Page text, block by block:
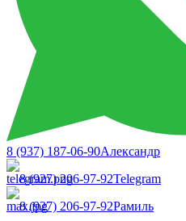
8 (937) 187-06-90Александр
8 (927) 206-97-92Telegram
8 (927) 206-97-92Рамиль